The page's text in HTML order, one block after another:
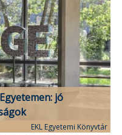
jó
EKL Egyetemi Könyvtár